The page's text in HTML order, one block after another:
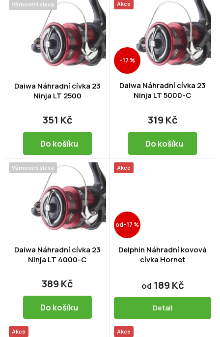
ý Věrnostní sleva
Daiwa Náhradní cívka 23
Ninja LT 2500
351 Kč
Do košíku
Akce
–17 %
Daiwa Náhradní cívka 23
Ninja LT 5000-C
319 Kč
Do košíku
Věrnostní sleva
Daiwa Náhradní cívka 23
Ninja LT 4000-C
389 Kč
Do košíku
Akce
od–17 %
Delphin Náhradní kovová
cívka Hornet
od 189 Kč
Detail
Akce
Akce